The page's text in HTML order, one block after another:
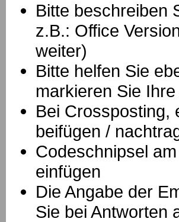
Bitte beschreiben
z.B.: Office
weiter)
Bitte helfen Sie
markieren Sie
Bei Crossposting,
beifügen /
Codeschnipsel
einfügen
Die Angabe der
Sie bei Antworten